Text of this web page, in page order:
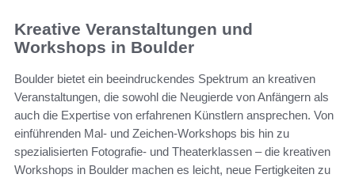
Kreative Veranstaltungen und
Workshops in Boulder
Boulder bietet ein beeindruckendes Spektrum an kreativen
Veranstaltungen, die sowohl die Neugierde von Anfängern als
auch die Expertise von erfahrenen Künstlern ansprechen. Von
einführenden Mal- und Zeichen-Workshops bis hin zu
spezialisierten Fotografie- und Theaterklassen – die kreativen
Workshops in Boulder machen es leicht, neue Fertigkeiten zu